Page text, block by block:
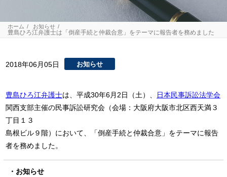
ホーム お知らせ
豊島ひろ江弁護士は「倒産手続と仲裁合意」をテーマに報告者を務めました
2018年06月05日 お知らせ
豊島ひろ江弁護士は、平成30年6月2日（土）、
日本民事訴訟法学会
関西支部主催の民事訴訟研究会（会場：大阪府大阪市北区西天満３
丁目１３
島根ビル９階）において、「倒産手続と仲裁合意」をテーマに報告
者を務めました。
お知らせ